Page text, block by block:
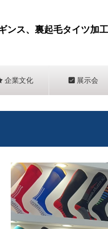
ンス、裏起毛タイツ加
企業文化 뀇 展示会